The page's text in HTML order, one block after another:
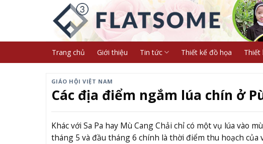
Trang chủ Giới thiệu Tin tức Thiết kế đồ họa Thiết
GIÁO HỘI VIỆT NAM
Các địa điểm ngắm lúa chín ở
Khác với Sa Pa hay Mù Cang Chải chỉ có một vụ lúa vào
tháng 5 và đầu tháng 6 chính là thời điểm thu hoạch của